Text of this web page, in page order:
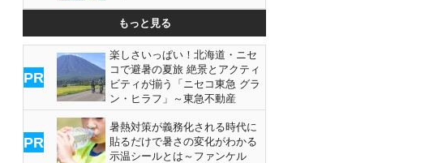
もっと見る
PR
楽しさいっぱい！北海道・ニセ
コで避暑の夏旅 絶景とアクティ
ビティが揃う「ニセコ東急 グラ
ン・ヒラフ」～東急不動産
PR
暑熱対策が義務化される時代に
貼るだけで暑さの変化がわかる
示温シールとは～ファンケル